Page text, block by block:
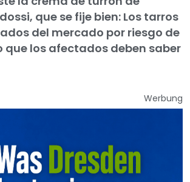
que se fije bien: Los tarros
del mercado por riesgo de
que los afectados deben saber
Werbung